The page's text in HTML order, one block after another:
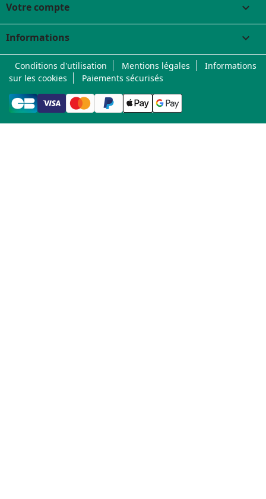
Votre compte 
Informations keyboard_arrow_down
Conditions d'utilisation Mentions légales
Informations
sur les cookies
Paiements sécurisés